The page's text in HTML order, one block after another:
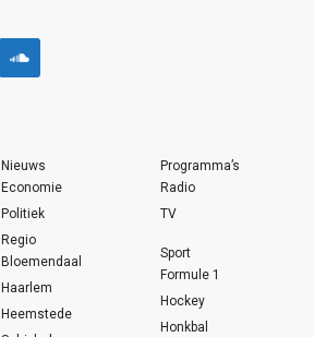
Nieuws
Economie
Politiek
Regio
Bloemendaal
Haarlem
Heemstede
Programma’s
Radio
TV
Sport
Formule 1
Hockey
Honkbal